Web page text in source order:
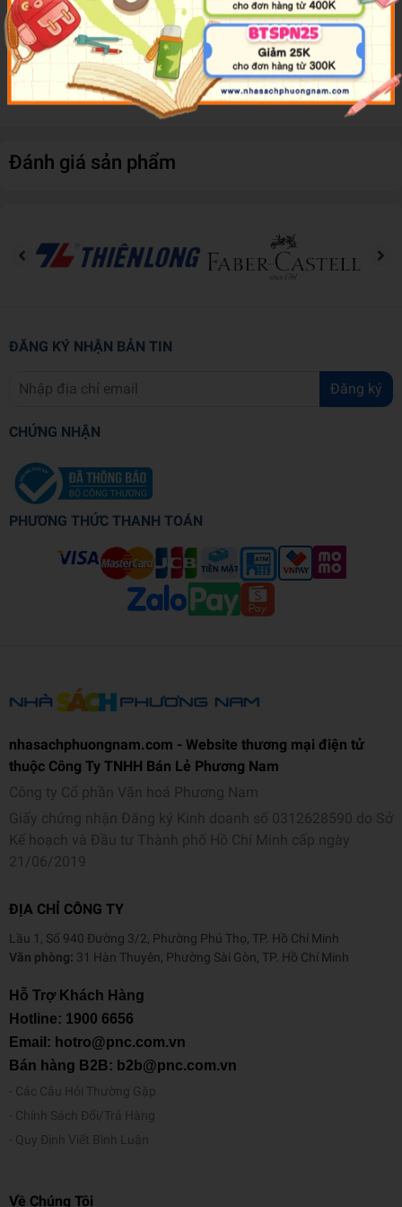
and someone even more annoying than the endless mosquitoes:
Millie Flatbottom. Even worse, she's constantly pushed out of her
comfort zone and forced to come face-to-face with some of her
greatest fears. Although summer camp isn't at all what Natalie
expected, could it be exactly what she needs?
Đánh giá sản phẩm
ĐĂNG KÝ NHẬN BẢN TIN
Đăng ký
CHỨNG NHẬN
PHƯƠNG THỨC THANH TOÁN
nhasachphuongnam.com - Website thương mại điện tử
thuộc Công Ty TNHH Bán Lẻ Phương Nam
Công ty Cổ phần Văn hoá Phương Nam
Giấy chứng nhận Đăng ký Kinh doanh số 0312628590 do Sở
Kế hoạch và Đầu tư Thành phố Hồ Chí Minh cấp ngày
21/06/2019
ĐỊA CHỈ CÔNG TY
Lầu 1, Số 940 Đường 3/2, Phường Phú Thọ, TP. Hồ Chí Minh
Văn phòng: 31 Hàn Thuyên, Phường Sài Gòn, TP. Hồ Chí Minh
Hỗ Trợ Khách Hàng
Hotline: 1900 6656
Email: hotro@pnc.com.vn
Bán hàng B2B: b2b@pnc.com.vn
Các Câu Hỏi Thường Gặp
Chính Sách Đổi/Trả Hàng
Quy Định Viết Bình Luận
Về Chúng Tôi